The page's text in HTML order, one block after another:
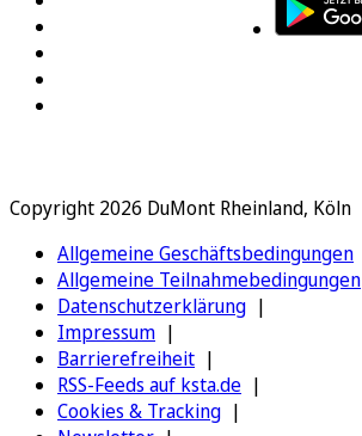
Copyright 2026 DuMont Rheinland, Köln
Allgemeine Geschäftsbedingungen
Allgemeine Teilnahmebedingungen
Datenschutzerklärung
Impressum
Barrierefreiheit
RSS-Feeds auf ksta.de
Cookies & Tracking